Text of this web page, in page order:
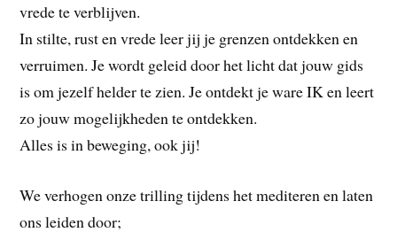
vrede te verblijven.
In stilte, rust en vrede leer jij je grenzen ontdekken en
verruimen. Je wordt geleid door het licht dat jouw gids
is om jezelf helder te zien. Je ontdekt je ware IK en leert
zo jouw mogelijkheden te ontdekken.
Alles is in beweging, ook jij!
We verhogen onze trilling tijdens het mediteren en laten
ons leiden door;